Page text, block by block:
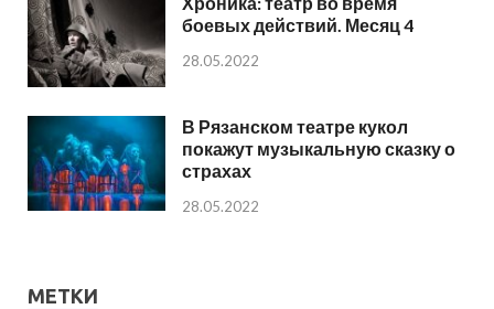
боевых действий. Месяц 4
28.05.2022
В Рязанском театре кукол
покажут музыкальную сказку о
страхах
28.05.2022
МЕТКИ